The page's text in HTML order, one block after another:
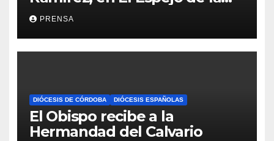
Iglesia
PRENSA
DIÓCESIS DE CÓRDOBA DIÓCESIS ESPAÑOLAS
El Obispo recibe a la
Hermandad del Calvario